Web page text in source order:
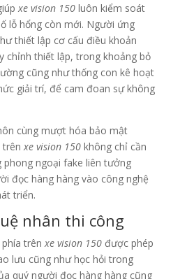
xe vision 150luôn kiểm soát
lỗ hổng còn mới. Người ứng
thiết lập cơ cấu điều khoản
chỉnh thiết lập, trong khoảng bỏ
cũng như thống con kê hoạt
giải trí, để cam đoan sự không
cùng mượt hóa bảo mật
trênxe vision 150không chỉ cần
phong ngoại fake liên tưởng
đọc hàng hàng vào công nghệ
triển.
nhân thi công
phía trênxe vision 150được phép
lưu cũng như học hỏi trong
quý người đọc hàng hàng cũng